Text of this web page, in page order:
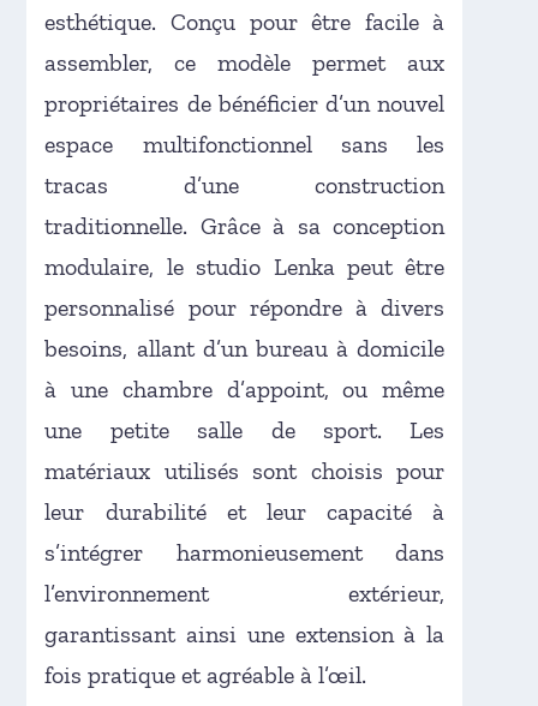
esthétique. Conçu pour être facile à
assembler, ce modèle permet aux
propriétaires de bénéficier d’un nouvel
espace multifonctionnel sans les
tracas d’une construction
traditionnelle. Grâce à sa conception
modulaire, le studio Lenka peut être
personnalisé pour répondre à divers
besoins, allant d’un bureau à domicile
à une chambre d’appoint, ou même
une petite salle de sport. Les
matériaux utilisés sont choisis pour
leur durabilité et leur capacité à
s’intégrer harmonieusement dans
l’environnement extérieur,
garantissant ainsi une extension à la
fois pratique et agréable à l’œil.